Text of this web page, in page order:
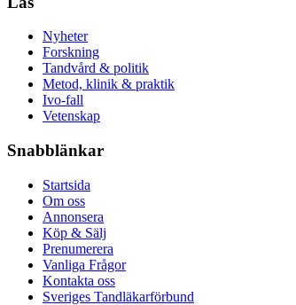
Nyheter
Forskning
Tandvård & politik
Metod, klinik & praktik
Ivo-fall
Vetenskap
Snabblänkar
Startsida
Om oss
Annonsera
Köp & Sälj
Prenumerera
Vanliga Frågor
Kontakta oss
Sveriges Tandläkarförbund